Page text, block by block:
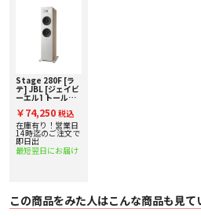
■ 主な仕様
〇 製品名 JBL STAGE 280F BLK
〇 タイプ フロアスタンディングスピーカー
〇 カラー ラテ
〇 スピーカー構成
・ 2.5 ウェイ
・ 200mm 径ポリセルロース･リブドコーン
・ HDI （High Definition Imaging）ホーン付
ウム・ドーム・ツイーター
〇 出力音圧レベル 91dB (2.83V/1m)
〇 公称インピーダンス 6Ω
〇 周波数特性 33Hz - 25kHz (±6dB)
〇 クロスオーバー周波数 1.1kHz / 2.1 kHz
〇 推奨アンプ出力 20 - 225W
〇 付属品
・ ベース X1
Stage 280F [ラ
テ] JBL [ジェイビ
ーエル] トールボ
本] 下取り査定額
20%アップ実施
中！
￥74,250 税込
在庫有り！営業日
14時迄のご注文で
即日出
最短翌日にお届け
この商品をみた人はこんな商品も見て